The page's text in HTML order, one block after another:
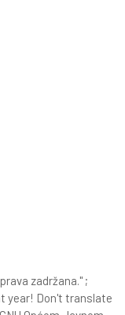
zadržana." ;
year! Don't translate